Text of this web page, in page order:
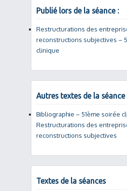
Publié lors de la séance :
Restructurations des
reconstructions subjectives –
clinique
Autres textes de la séance
Bibliographie – 51ème soirée
Restructurations des
reconstructions subjectives
Textes de la séances